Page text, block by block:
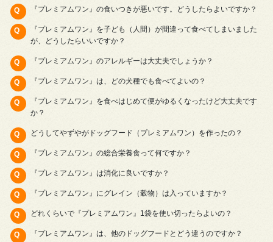
『プレミアムワン』の食いつきが悪いです。どうしたらよいですか？
『プレミアムワン』を子ども（人間）が間違って食べてしまいました
が、どうしたらいいですか？
『プレミアムワン』のアレルギーは大丈夫でしょうか？
『プレミアムワン』は、どの犬種でも食べてよいの？
『プレミアムワン』を食べはじめて便がゆるくなったけど大丈夫です
か？
どうしてやずやがドッグフード（プレミアムワン）を作ったの？
『プレミアムワン』の総合栄養食って何ですか？
『プレミアムワン』は消化に良いですか？
『プレミアムワン』にグレイン（穀物）は入っていますか？
どれくらいで『プレミアムワン』1袋を使い切ったらよいの？
『プレミアムワン』は、他のドッグフードとどう違うのですか？